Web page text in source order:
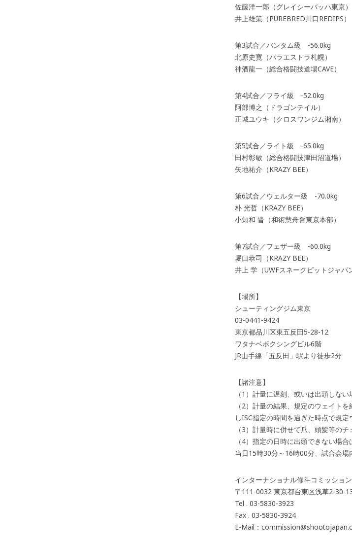
佐藤洋一郎（グレイシーバッハ東京）
井上雄策（PUREBRED川口REDIPS）
第3試合／バンタム級 -56.0kg
北原史寛（パラエストラ札幌）
神酒龍一（総合格闘技道場CAVE）
第4試合／フライ級 -52.0kg
阿部博之（ドラゴンテイル）
正城ユウキ（クロスワンジム湘南）
第5試合／ライト級 -65.0kg
田村彰敏（総合格闘技津田沼道場）
矢地祐介（KRAZY BEE）
第6試合／ウェルター級 -70.0kg
朴 光哲（KRAZY BEE）
小知和 晋（和術慧舟會東京本部）
第7試合／フェザー級 -60.0kg
堀口恭司（KRAZY BEE）
井上 学（UWFスネークピットジャパ
【場所】
シューティングジム東京
03-0441-9424
東京都品川区東五反田5-28-12
ワタナベボクシングビル6階
JR山手線「五反田」駅より徒歩2分
【諸注意】
（1）計量に遅刻、或いは出頭しない
（2）計量の結果、規定のウェイト
しISC指定の時間を過ぎた時点で規
（3）計量時に併せて爪、頭髪等のチ
（4）指定の日時に出頭できない場
当日15時30分～16時00分、試合会場
インターナショナル修斗コミッション
〒111-0032 東京都台東区浅草2-30-
Tel . 03-5830-3923
Fax . 03-5830-3924
E-Mail：